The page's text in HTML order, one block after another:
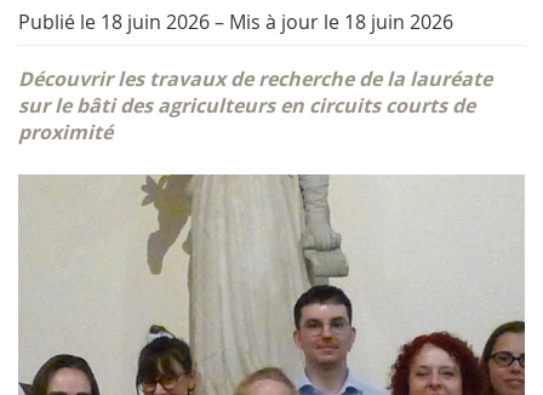
Publié le 18 juin 2026– Mis à jour le 18 juin 2026
Découvrir les travaux de recherche de la lauréate
sur le bâti des agriculteurs en circuits courts de
proximité